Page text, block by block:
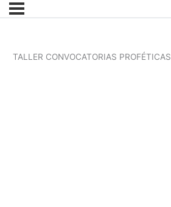
TALLER CONVOCATORIAS PROFÉTICAS